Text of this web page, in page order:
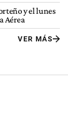
y el lunes
Aérea
VER MÁS